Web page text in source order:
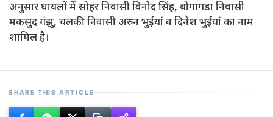
अनुसार घायलों में सोहर निवासी विनोद सिंह, बोगागडा निवासी
मकसुद गंझु, चलकी निवासी अरुन भुईयां व दिनेश भुईयां का नाम
शामिल है।
SHARE THIS ARTICLE